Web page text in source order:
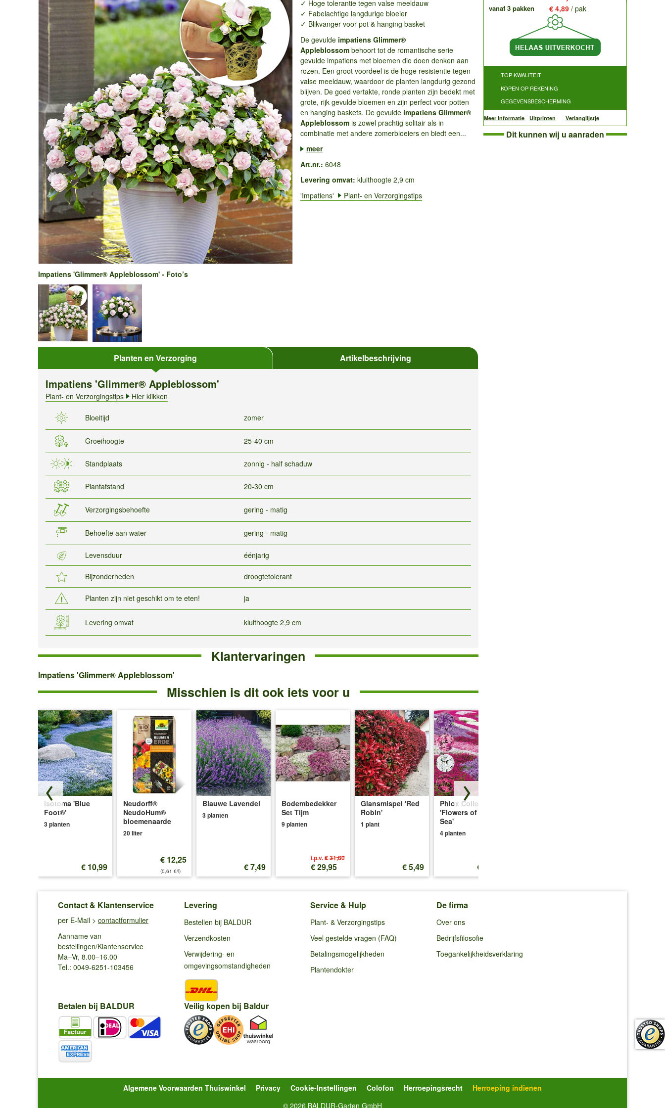
✓ Hoge tolerantie tegen valse meeldauw
✓ Fabelachtige langdurige bloeier
✓ Blikvanger voor pot & hanging basket
De gevuldeimpatiens Glimmer®
Appleblossombehoort tot de romantische serie
gevulde impatiens met bloemen die doen denken aan
rozen. Een groot voordeel is de hoge resistentie tegen
valse meeldauw, waardoor de planten langdurig gezond
blijven. De goed vertakte, ronde planten zijn bedekt met
grote, rijk gevulde bloemen en zijn perfect voor potten
en hanging baskets. De gevuldeimpatiens Glimmer®
Appleblossomis zowel prachtig solitair als in
combinatie met andere zomerbloeiers en biedt een...
meer
Art.nr.: 6048
Levering omvat: kluithoogte 2,9 cm
'Impatiens'
Plant- en Verzorgingstips
Impatiens 'Glimmer® Appleblossom' - Foto’s
Planten en Verzorging Artikelbeschrijving
Impatiens 'Glimmer® Appleblossom'
Plant- en Verzorgingstips Hier klikken
Bloeitijd zomer
Groeihoogte 25-40 cm
Standplaats zonnig - half schaduw
Plantafstand 20-30 cm
Verzorgingsbehoefte gering - matig
Behoefte aan water gering - matig
Levensduur éénjarig
Bijzonderheden droogtetolerant
Planten zijn niet geschikt om te eten! ja
Levering omvat kluithoogte 2,9 cm
Klantervaringen
Impatiens
Impatiens 'Glimmer® Appleblossom'
Misschien is dit ook iets voor u
Isotoma 'Blue
Foot®'
3 planten
€ 10,99
Neudorff®
NeudoHum®
bloemenaarde
20 liter
€ 12,25
(0,61 €/l)
Blauwe Lavendel
3 planten
€ 7,49
Bodembedekker
Set Tijm
9 planten
i.p.v.€ 31,80
€ 29,95
Glansmispel 'Red
Robin'
1 plant
€ 5,49
Phlox Collectie
'Flowers of the
Sea'
4 planten
€ 13,25
vanaf 3 pakken € 4,89 / pak
TOP KWALITEIT
KOPEN OP REKENING
GEGEVENSBESCHERMING
Meer informatie Uitprinten Verlanglijstje
Dit kunnen wij u aanraden
Contact & Klantenservice
per E-Mail > contactformulier
Aanname van
bestellingen/Klantenservice
Ma–Vr, 8.00–16.00
Tel.: 0049-6251-103456
Levering
Bestellen bij BALDUR
Verzendkosten
Verwijdering- en
omgevingsomstandigheden
Service & Hulp
Plant- & Verzorgingstips
Veel gestelde vragen (FAQ)
Betalingsmogelijkheden
Plantendokter
De firma
Over ons
Bedrijfsfilosofie
Toegankelijkheidsverklaring
Betalen bij BALDUR Veilig kopen bij Baldur
Algemene Voorwaarden Thuiswinkel Privacy Cookie-Instellingen Colofon Herroepingsrecht
Herroeping indienen
© 2026 BALDUR-Garten GmbH